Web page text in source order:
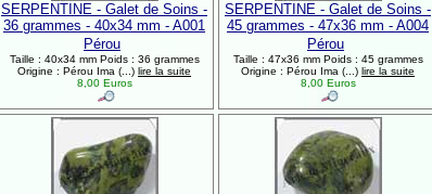
SERPENTINE - Galet de Soins -
36 grammes - 40x34 mm - A001
Pérou
Taille : 40x34 mm Poids : 36 grammes
Origine : Pérou Ima (...) lire la suite
8,00 Euros
SERPENTINE - Galet de Soins -
45 grammes - 47x36 mm - A004
Pérou
Taille : 47x36 mm Poids : 45 grammes
Origine : Pérou Ima (...) lire la suite
8,00 Euros